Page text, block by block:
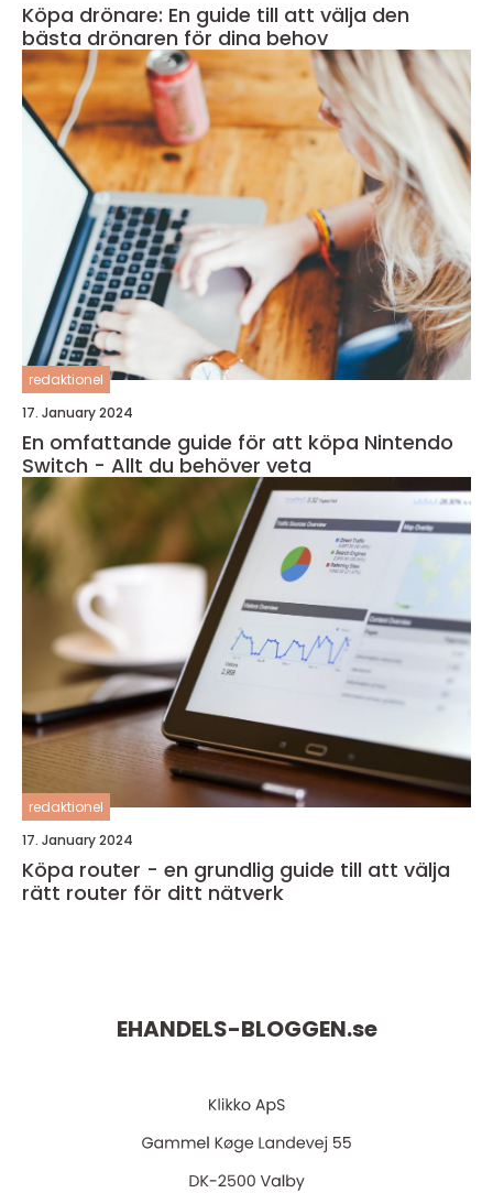
Köpa drönare: En guide till att välja den
bästa drönaren för dina behov
redaktionel
17. January 2024
En omfattande guide för att köpa Nintendo
Switch - Allt du behöver veta
redaktionel
17. January 2024
Köpa router - en grundlig guide till att välja
rätt router för ditt nätverk
EHANDELS-BLOGGEN.se